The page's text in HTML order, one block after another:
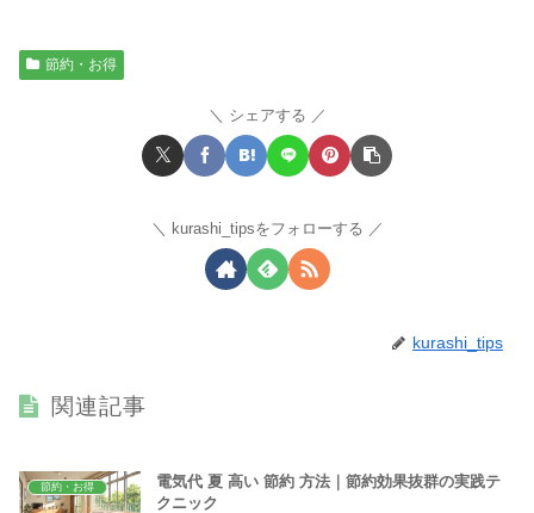
節約・お得
シェアする
kurashi_tipsをフォローする
kurashi_tips
関連記事
節約・お得
電気代 夏 高い 節約 方法｜節約効果抜群の実践テ
クニック